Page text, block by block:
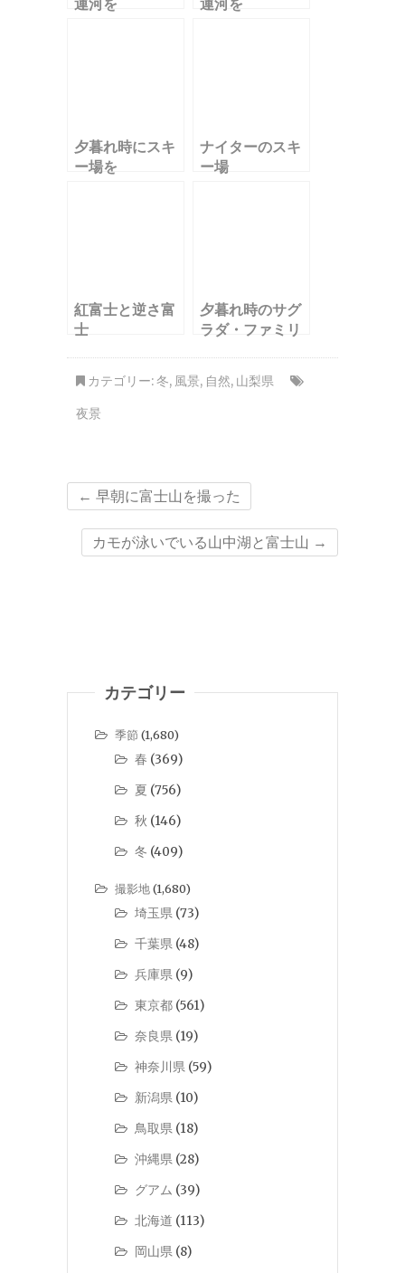
運河を 運河を
夕暮れ時にスキ
ー場を
ナイターのスキ
ー場
紅富士と逆さ富
士
夕暮れ時のサグ
ラダ・ファミリ
カテゴリー:冬, 風景, 自然, 山梨県
夜景
← 早朝に富士山を撮った
カモが泳いでいる山中湖と富士山 →
カテゴリー
季節 (1,680)
春 (369)
夏 (756)
秋 (146)
冬 (409)
撮影地(1,680)
埼玉県 (73)
千葉県 (48)
兵庫県 (9)
東京都 (561)
奈良県 (19)
神奈川県 (59)
新潟県 (10)
鳥取県 (18)
沖縄県 (28)
グアム (39)
北海道 (113)
岡山県 (8)